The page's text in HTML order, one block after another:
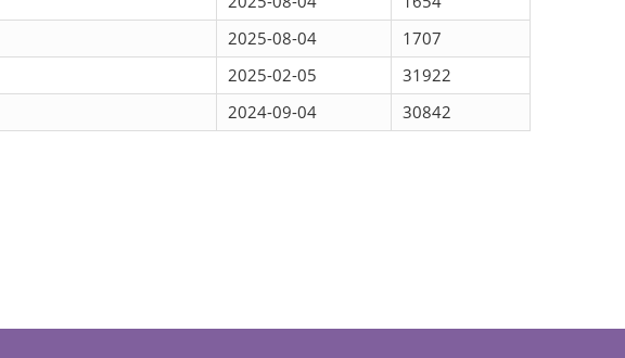
2025-08-04
1707
2025-02-05
31922
2024-09-04 30842